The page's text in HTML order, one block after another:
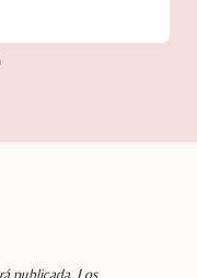
publicada. Los